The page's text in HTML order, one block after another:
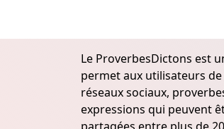
Le ProverbesDictons est
permet aux utilisateurs
réseaux sociaux,
expressions qui peuvent